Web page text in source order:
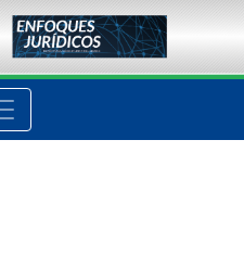
mayores en el